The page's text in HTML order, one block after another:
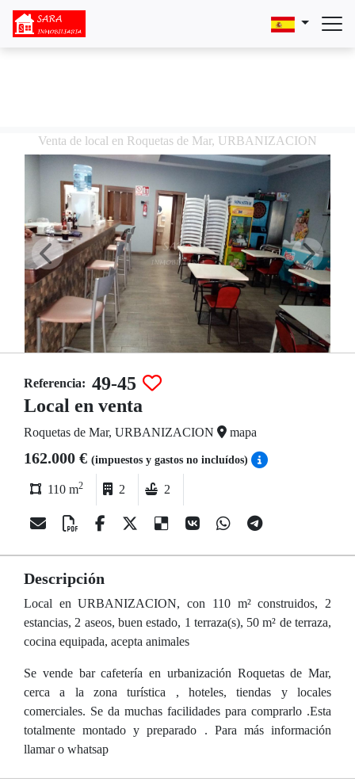
Venta de local en Roquetas de Mar, URBANIZACION
Referencia: 49-45
Local en venta
Roquetas de Mar, URBANIZACION mapa
162.000 € (impuestos y gastos no incluídos)
110 m2 2 2
Descripción
Local en URBANIZACION, con 110 m² construidos, 2
estancias, 2 aseos, buen estado, 1 terraza(s), 50 m² de terraza,
cocina equipada, acepta animales
Se vende bar cafetería en urbanización Roquetas de Mar,
cerca a la zona turística , hoteles, tiendas y locales
comerciales. Se da muchas facilidades para comprarlo .Esta
totalmente montado y preparado . Para más información
llamar o whatsap